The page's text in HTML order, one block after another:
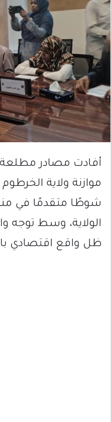
أفادت مصادر مطلعة
شوطًا متقدمًا في
الولاية، وسط توجه
ظل واقع اقتصادي